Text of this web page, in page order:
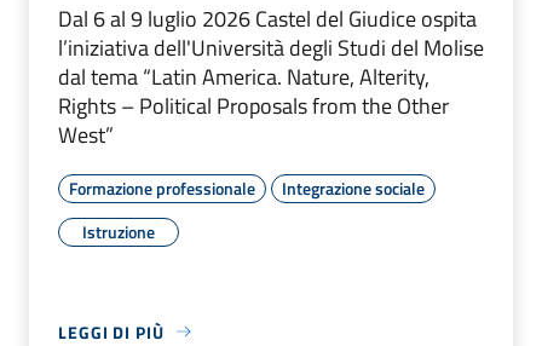
Dal 6 al 9 luglio 2026 Castel del Giudice ospita
l’iniziativa dell'Università degli Studi del Molise
dal tema “Latin America. Nature, Alterity,
Rights – Political Proposals from the Other
West”
Formazione professionale
Integrazione sociale
Istruzione
LEGGI DI PIÙ